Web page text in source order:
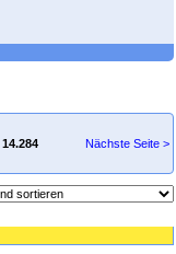
14.284
Nächste Seite >